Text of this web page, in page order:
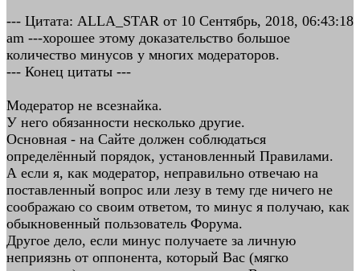
--- Цитата: ALLA_STAR от 10 Сентябрь, 2018, 06:43:18
am ---хорошее этому доказательство большое
количество минусов у многих модераторов.
--- Конец цитаты ---
Модератор не всезнайка.
У него обязанности несколько другие.
Основная - на Сайте должен соблюдаться
определённый порядок, установленный Правилами.
А если я, как модератор, неправильно отвечаю на
поставленный вопрос или лезу в тему где ничего не
соображаю со своим ответом, то минус я получаю, как
обыкновенный пользователь Форума.
Другое дело, если минус получаете за личную
неприязнь от оппонента, который Вас (мягко